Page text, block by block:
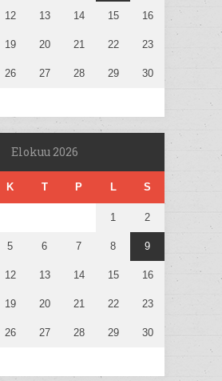
12 13 14 15 16
19 20 21 22 23
26 27 28 29 30
Elokuu 2026
K T P L S
1 2
5 6 7 8 9
12 13 14 15 16
19 20 21 22 23
26 27 28 29 30